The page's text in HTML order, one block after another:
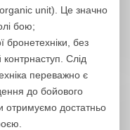
unit). Це значно
бою;
бронетехніки, без
Слід
переважно є
до бойового
отримуємо достатньо